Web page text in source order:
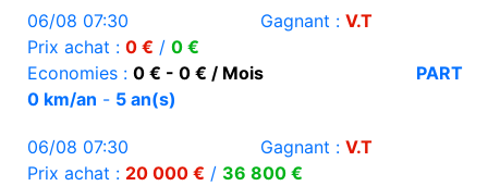
06/08 07:30 Gagnant : V.T
Prix achat : 0 € / 0 €
Economies : 0 € - 0 € / Mois
PART
0 km/an - 5 an(s)
06/08 07:30 Gagnant : V.T
Prix achat : 20 000 € / 36 800 €